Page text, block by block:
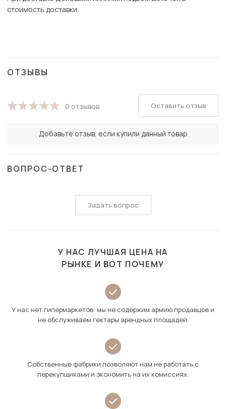
стоимость доставки.
ОТЗЫВЫ
0 отзывов
Добавьте отзыв, если купили данный товар
Оставить отзыв
ВОПРОС-ОТВЕТ
Задать вопрос
У НАС ЛУЧШАЯ ЦЕНА НА
РЫНКЕ И ВОТ ПОЧЕМУ
У нас нет гипермаркетов: мы не содержим армию продавцов и
не обслуживаем гектары арендных площадей.
Собственные фабрики позволяют нам не работать с
перекупщиками и экономить на их комиссиях.